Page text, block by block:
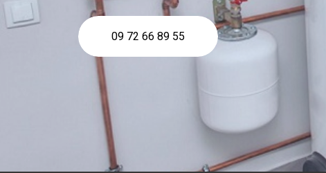
09 72 66 89 55